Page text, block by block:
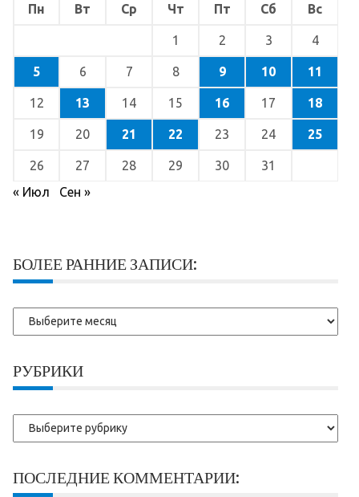
Пн Вт Ср Чт Пт Сб Вс
1 2 3 4
5 6 7 8 9 10 11
12 13 14 15 16 17 18
19 20 21 22 23 24 25
26 27 28 29 30
31
« Июл
Сен »
БОЛЕЕ РАННИЕ ЗАПИСИ:
Более
ранние
РУБРИКИ
Рубрики
ПОСЛЕДНИЕ КОММЕНТАРИИ: